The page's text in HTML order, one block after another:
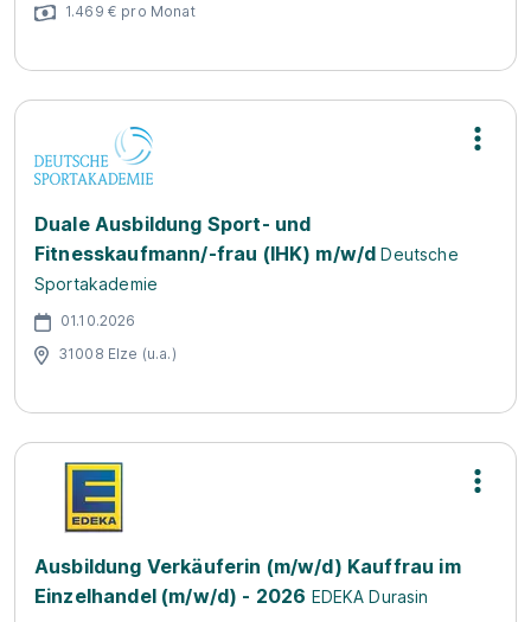
1.469 € pro Monat
Duale Ausbildung Sport- und
Fitnesskaufmann/-frau (IHK) m/w/d Deutsche
Sportakademie
01.10.2026
31008 Elze (u.a.)
Ausbildung Verkäuferin (m/w/d) Kauffrau im
Einzelhandel (m/w/d) - 2026 EDEKA Durasin